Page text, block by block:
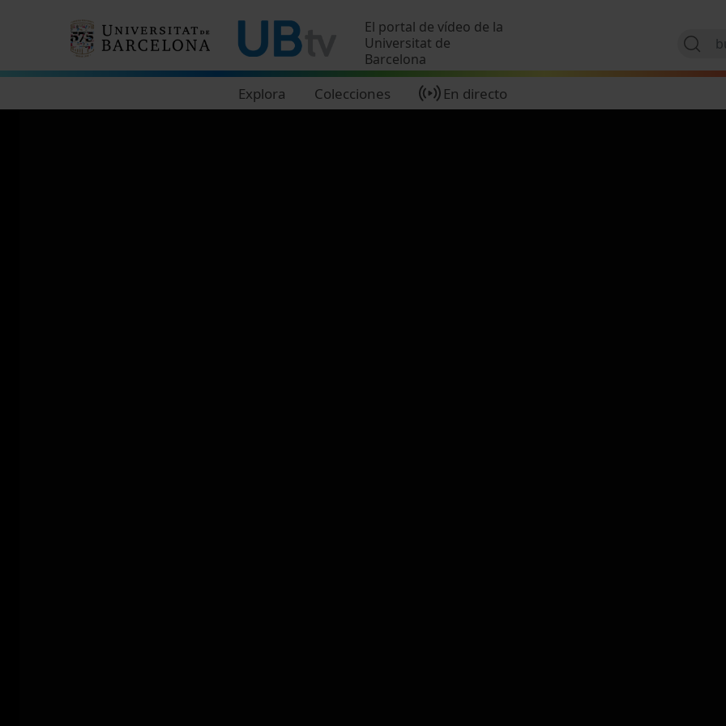
El portal de vídeo de la
Universitat de
Barcelona
Explora Colecciones En directo